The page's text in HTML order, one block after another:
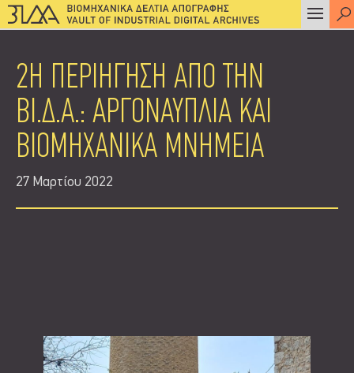
2Η ΠΕΡΙΗΓΗΣΗ ΑΠΟ ΤΗΝ
ΒΙ.Δ.Α.: ΑΡΓΟΝΑΥΠΛΙΑ ΚΑΙ
ΒΙΟΜΗΧΑΝΙΚΑ ΜΝΗΜΕΙΑ
27 Μαρτίου 2022